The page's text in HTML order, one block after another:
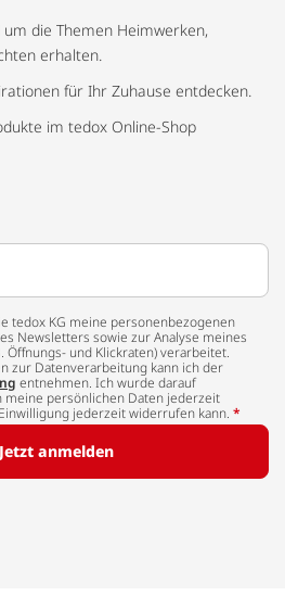
die Themen Heimwerken,
erhalten.
für Ihr Zuhause entdecken.
im tedox Online-Shop
tedox KG meine personenbezogenen
Newsletters sowie zur Analyse meines
Öffnungs- und Klickraten) verarbeitet.
zur Datenverarbeitung kann ich der
entnehmen. Ich wurde darauf
meine persönlichen Daten jederzeit
jederzeit widerrufen kann. *
Jetzt anmelden